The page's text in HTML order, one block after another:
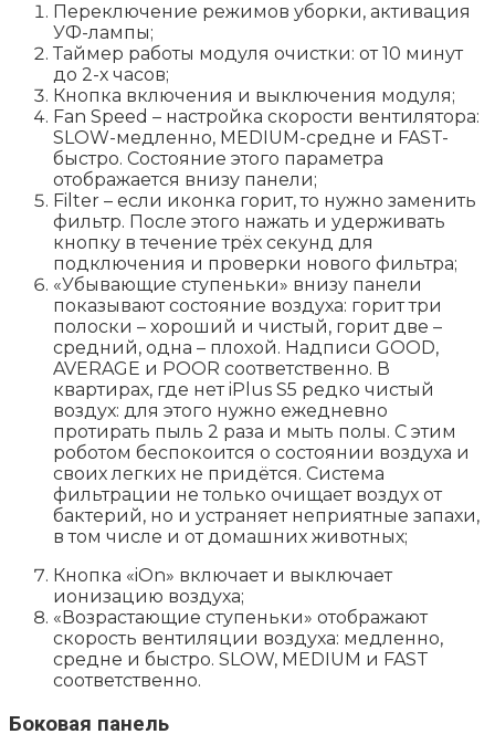
Переключение режимов уборки, активация
УФ-лампы;
Таймер работы модуля очистки: от 10 минут
до 2-х часов;
Кнопка включения и выключения модуля;
Fan Speed – настройка скорости вентилятора:
SLOW-медленно, MEDIUM-средне и FAST-
быстро. Состояние этого параметра
отображается внизу панели;
Filter – если иконка горит, то нужно заменить
фильтр. После этого нажать и удерживать
кнопку в течение трёх секунд для
подключения и проверки нового фильтра;
«Убывающие ступеньки» внизу панели
показывают состояние воздуха: горит три
полоски – хороший и чистый, горит две –
средний, одна – плохой. Надписи GOOD,
AVERAGE и POOR соответственно. В
квартирах, где нет iPlus S5 редко чистый
воздух: для этого нужно ежедневно
протирать пыль 2 раза и мыть полы. С этим
роботом беспокоится о состоянии воздуха и
своих легких не придётся. Система
фильтрации не только очищает воздух от
бактерий, но и устраняет неприятные запахи,
в том числе и от домашних животных;
Кнопка «iOn» включает и выключает
ионизацию воздуха;
«Возрастающие ступеньки» отображают
скорость вентиляции воздуха: медленно,
средне и быстро. SLOW, MEDIUM и FAST
соответственно.
Боковая панель